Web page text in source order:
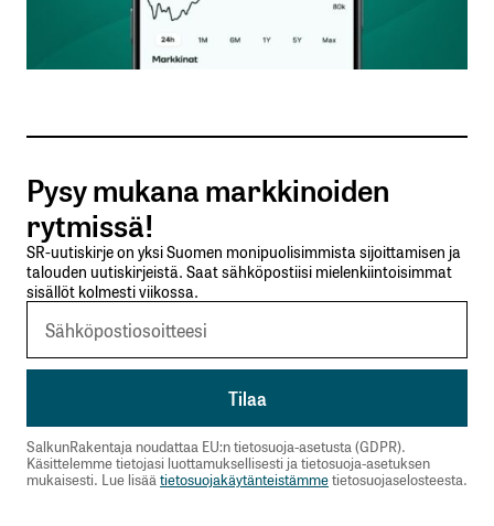
Sähköpostiosoitteesi
Tilaa SalkunRakentajan uutiskirje
Lähetä kommentti
Pysy mukana markkinoiden
rytmissä!
SR-uutiskirje on yksi Suomen monipuolisimmista sijoittamisen ja
talouden uutiskirjeistä. Saat sähköpostiisi mielenkiintoisimmat
sisällöt kolmesti viikossa.
SalkunRakentaja noudattaa EU:n tietosuoja-asetusta (GDPR).
Käsittelemme tietojasi luottamuksellisesti ja tietosuoja-asetuksen
mukaisesti. Lue lisää tietosuojakäytänteistämmetietosuojaselosteesta.